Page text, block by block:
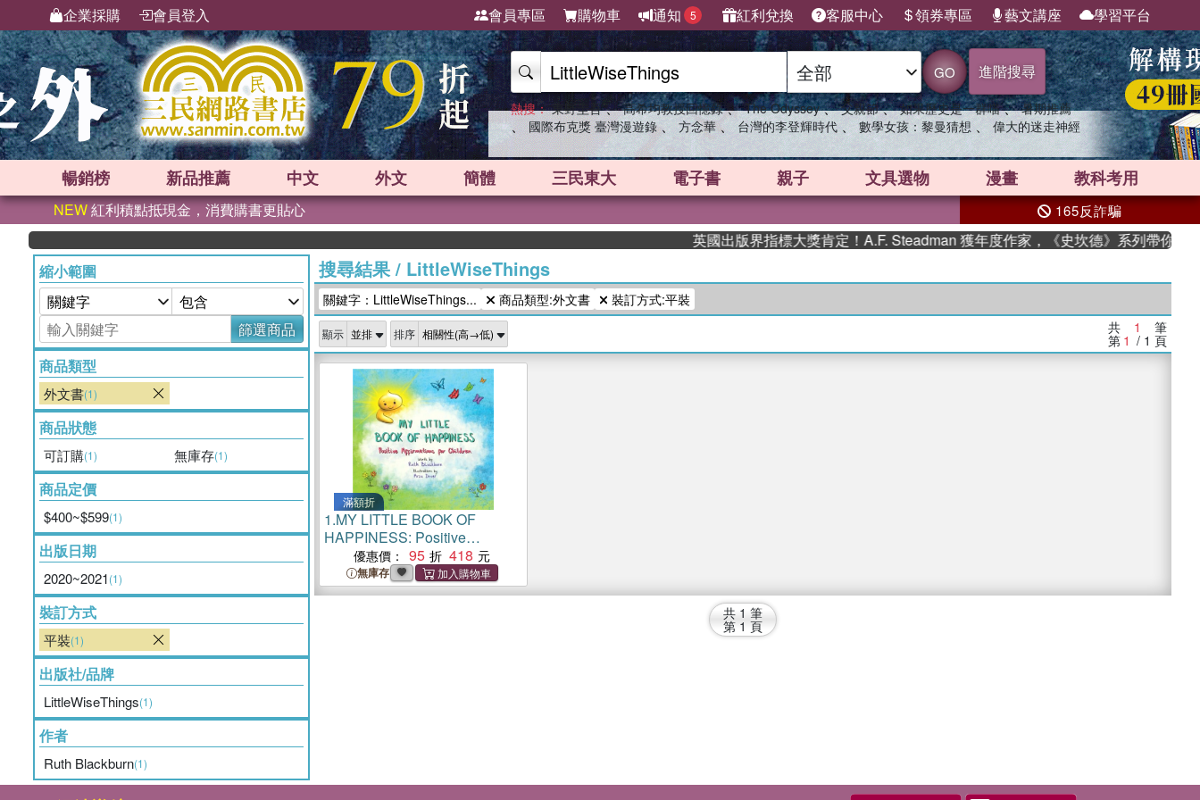
企業採購 會員登入 會員專區 購物車 通知 5 紅利兌換 客服中心 領券專區 藝文講座 學習平台
GO 進階搜尋
熱搜： 東野圭吾 、 高希均教授回憶錄 、 The Odyssey 、 父親節 、 如果歷史是一群喵 、 暑期推薦
、 國際布克獎 臺灣漫遊錄 、 方念華 、 台灣的李登輝時代 、 數學女孩：黎曼猜想 、 偉大的迷走神經
暢銷榜 新品推薦 中文 外文 簡體 三民東大 電子書 親子 文具選物 漫畫 教科考用
NEW紅利積點抵現金，消費購書更貼心 165反詐騙
英國出版界指標大獎肯定！A.F. Steadman 獲年度作家，《史坎德》系列帶你踏上
縮小範圍
篩選商品
商品類型
外文書(1)
商品狀態
可訂購(1) 無庫存(1)
商品定價
$400~$599(1)
出版日期
2020~2021(1)
裝訂方式
平裝(1)
出版社/品牌
LittleWiseThings(1)
作者
Ruth Blackburn(1)
搜尋結果/ LittleWiseThings
關鍵字：LittleWiseThings... 商品類型:外文書 裝訂方式:平裝
顯示 排序 共 1 筆
第 1 / 1 頁
滿額折
1.MY LITTLE BOOK OF
HAPPINESS: Positive
Affirmations for Children
優惠價： 95 418
無庫存
共 1 筆
第 1 頁